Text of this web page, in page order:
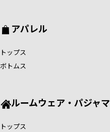
アパレル
トップス
ボトムス
ルームウェア・パジャマ
トップス